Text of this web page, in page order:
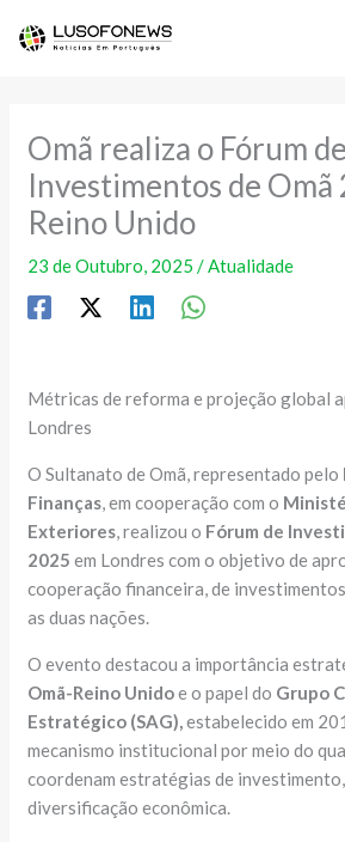
Omã realiza o Fórum de
Investimentos de Omã
Reino Unido
23 de Outubro, 2025/Atualidade
Métricas de reforma e projeção global
Londres
O Sultanato de Omã, representado pelo
Finanças, em cooperação com o
Exteriores, realizou o Fórum de
2025 em Londres com o objetivo de
cooperação financeira, de
as duas nações.
O evento destacou a importância
Omã-Reino Unidoe o papel do Grupo
Estratégico (SAG),estabelecido em
mecanismo institucional por meio do
coordenam estratégias de
diversificação econômica.